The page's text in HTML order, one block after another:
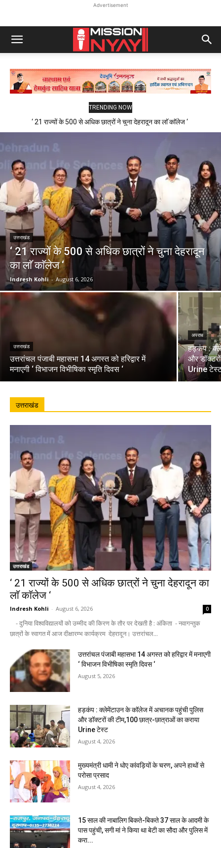
Advertisement
TRENDING NOW
‘ 21 राज्यों के 500 से अधिक छात्रों ने चुना देहरादून का लाॅ काॅलेज ‘
उत्तराखंड
‘ 21 राज्यों के 500 से अधिक छात्रों ने चुना देहरादून
का लाॅ काॅलेज ‘
Indresh Kohli - August 6, 2026
उत्तराखंड
उत्तरांचल पंजाबी महासभा 14 अगस्त को हरिद्वार में
मनाएगी ‘ विभाजन विभीषिका स्मृति दिवस ‘
अपराध
हड़कंप :
और
Urine
उत्तराखंड
उत्तराखंड
‘ 21 राज्यों के 500 से अधिक छात्रों ने चुना देहरादून का
लाॅ काॅलेज ‘
Indresh Kohli - August 6, 2026 0
- दुनिया विश्वविद्यालयों को उम्मीद की किरण के तौर पर देखती है : अंकिता - नवागन्तुक
छात्रों के स्वागत में आज दीक्षारम्भ कार्यक्रम देहरादून। उत्तरांचल...
उत्तरांचल पंजाबी महासभा 14 अगस्त को हरिद्वार में मनाएगी
‘ विभाजन विभीषिका स्मृति दिवस ‘
August 5, 2026
हड़कंप : क्लेमेंटाउन के कॉलेज में अचानक पहुंची पुलिस
और डॉक्टरों की टीम,100 छात्र-छात्राओं का कराया
Urine टेस्ट
August 4, 2026
मुख्यमंत्री धामी ने धोए कांवड़ियों के चरण, अपने हाथों से
परोसा प्रसाद
August 4, 2026
15 साल की नाबालिग बिकते-बिकते 37 साल के आदमी के
पास पहुंची, सगी मां ने किया था बेटी का सौदा और पुलिस में
करा...